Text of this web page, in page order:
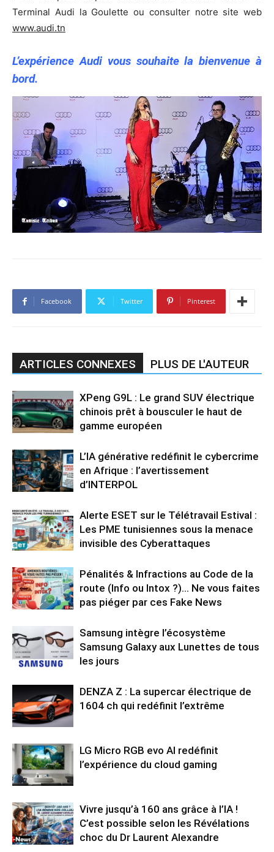
Terminal Audi la Goulette ou consulter notre site web
www.audi.tn
L’expérience Audi vous souhaite la bienvenue à
bord.
Facebook Twitter Pinterest
ARTICLES CONNEXES PLUS DE L'AUTEUR
XPeng G9L : Le grand SUV électrique
chinois prêt à bousculer le haut de
gamme européen
L’IA générative redéfinit le cybercrime
en Afrique : l’avertissement
d’INTERPOL
Alerte ESET sur le Télétravail Estival :
Les PME tunisiennes sous la menace
invisible des Cyberattaques
Pénalités & Infractions au Code de la
route (Info ou Intox ?)… Ne vous faites
pas piéger par ces Fake News
Samsung intègre l’écosystème
Samsung Galaxy aux Lunettes de tous
les jours
DENZA Z : La supercar électrique de
1604 ch qui redéfinit l’extrême
LG Micro RGB evo AI redéfinit
l’expérience du cloud gaming
Vivre jusqu’à 160 ans grâce à l’IA !
C’est possible selon les Révélations
choc du Dr Laurent Alexandre